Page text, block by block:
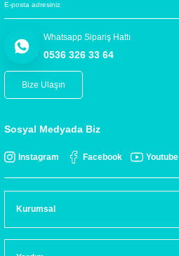
Whatsapp Sipariş Hattı
0536 326 33 64
Bize Ulaşın
Sosyal Medyada Biz
Instagram Facebook Youtube
Kurumsal